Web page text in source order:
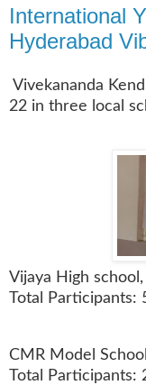
International
Hyderabad
Vivekananda
22 in three local
Vijaya High
Total Participants:
CMR Model
Total Participants: